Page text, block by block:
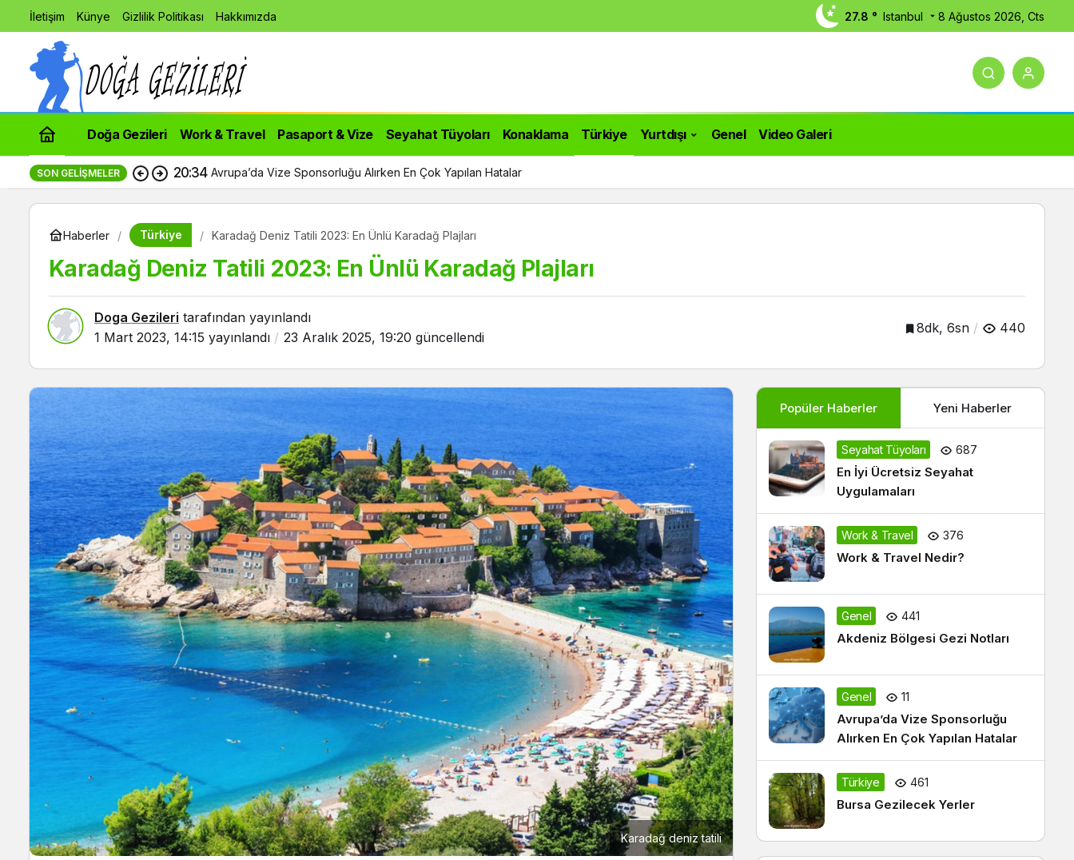
İletişim Künye Gizlilik Politikası Hakkımızda 27.8 ° Istanbul 8 Ağustos 2026, Cts
Doğa Gezileri Work & Travel Pasaport & Vize Seyahat Tüyoları Konaklama Türkiye Yurtdışı Genel Video Galeri
SON GELIŞMELER 20:34 Avrupa’da Vize Sponsorluğu Alırken En Çok Yapılan Hatalar
Haberler Türkiye Karadağ Deniz Tatili 2023: En Ünlü Karadağ Plajları
Karadağ Deniz Tatili 2023: En Ünlü Karadağ Plajları
Doga Gezileri tarafından yayınlandı
1 Mart 2023, 14:15 yayınlandı 23 Aralık 2025, 19:20 güncellendi
8dk, 6sn 440
Karadağ deniz tatili
Popüler Haberler Yeni Haberler
Seyahat Tüyoları 687
En İyi Ücretsiz Seyahat
Uygulamaları
Work & Travel 376
Work & Travel Nedir?
Genel 441
Akdeniz Bölgesi Gezi Notları
Genel 11
Avrupa’da Vize Sponsorluğu
Alırken En Çok Yapılan Hatalar
Türkiye 461
Bursa Gezilecek Yerler